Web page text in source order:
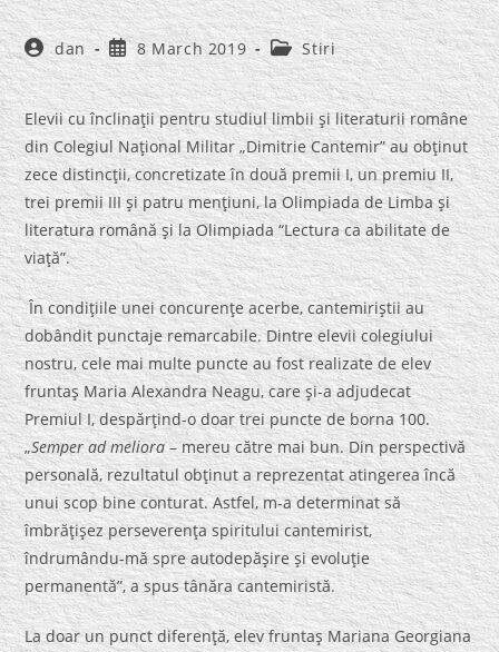
Post
author:
dan
Post
published:
8 March 2019
Post
category:
Stiri
Elevii cu înclinaţii pentru studiul limbii şi literaturii române
din Colegiul Naţional Militar „Dimitrie Cantemir” au obţinut
zece distincţii, concretizate în două premii I, un premiu II,
trei premii III şi patru menţiuni, la Olimpiada de Limba şi
literatura română şi la Olimpiada “Lectura ca abilitate de
viaţă”.
În condiţiile unei concurenţe acerbe, cantemiriştii au
dobândit punctaje remarcabile. Dintre elevii colegiului
nostru, cele mai multe puncte au fost realizate de elev
fruntaş Maria Alexandra Neagu, care şi-a adjudecat
Premiul I, despărţind-o doar trei puncte de borna 100.
„Semper ad meliora– mereu către mai bun. Din perspectivă
personală, rezultatul obţinut a reprezentat atingerea încă
unui scop bine conturat. Astfel, m-a determinat să
îmbrăţişez perseverenţa spiritului cantemirist,
îndrumându-mă spre autodepăşire şi evoluţie
permanentă”, a spus tânăra cantemiristă.
La doar un punct diferenţă, elev fruntaş Mariana Georgiana